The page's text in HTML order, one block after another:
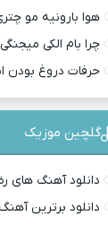
هوا بارونیه مو
چرا بام الکی
حرفات دروغ بودن
گلچین موزیک
دانلود آهنگ های رضا
دانلود برترین آهنگ